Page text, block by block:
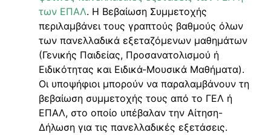
των ΕΠΑΛ. Η Βεβαίωση Συμμετοχής
περιλαμβάνει τους γραπτούς βαθμούς όλων
των πανελλαδικά εξεταζόμενων μαθημάτων
(Γενικής Παιδείας, Προσανατολισμού ή
Ειδικότητας και Ειδικά-Μουσικά Μαθήματα).
Οι υποψήφιοι μπορούν να παραλαμβάνουν τη
βεβαίωση συμμετοχής τους από το ΓΕΛ ή
ΕΠΑΛ, στο οποίο υπέβαλαν την Αίτηση-
Δήλωση για τις πανελλαδικές εξετάσεις.